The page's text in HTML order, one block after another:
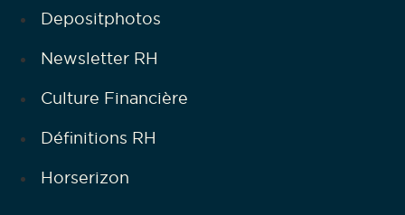
Depositphotos
Newsletter RH
Culture Financière
Définitions RH
Horserizon